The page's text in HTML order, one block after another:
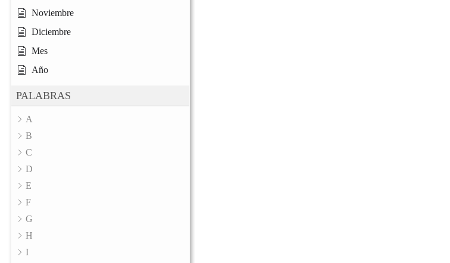
Noviembre
Diciembre
Mes
Año
PALABRAS
A
B
C
D
E
F
G
H
I